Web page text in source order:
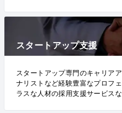
スタートアップ支援
スタートアップ専門のキャリア
ナリストなど経験豊富なプロフ
ラスな人材の採用支援サービス